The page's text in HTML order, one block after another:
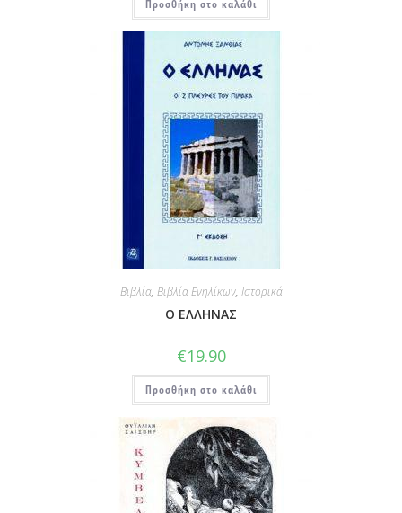
Προσθήκη στο καλάθι
Βιβλία, Βιβλία Ενηλίκων, Ιστορικά
Ο ΕΛΛΗΝΑΣ
€19.90
Προσθήκη στο καλάθι